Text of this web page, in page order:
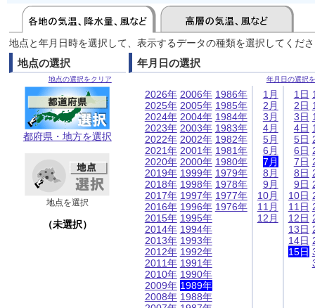
地点と年月日時を選択して、表示するデータの種類を選択してくだ
地点の選択
地点の選択をクリア
都府県・地方を選択
地点を選択
（未選択）
年月日の選択
年月日の選択
2026年
2025年
2024年
2023年
2022年
2021年
2020年
2019年
2018年
2017年
2016年
2015年
2014年
2013年
2012年
2011年
2010年
2009年
2008年
2006年
2005年
2004年
2003年
2002年
2001年
2000年
1999年
1998年
1997年
1996年
1995年
1994年
1993年
1992年
1991年
1990年
1989年
1988年
1986年
1985年
1984年
1983年
1982年
1981年
1980年
1979年
1978年
1977年
1976年
1月
2月
3月
4月
5月
6月
7月
8月
9月
10月
11月
12月
1日
2日
3日
4日
5日
6日
7日
8日
9日
10日
11日
12日
13日
14日
15日